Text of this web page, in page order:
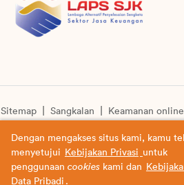
Sitemap Sangkalan Keamanan online
© Copyright 2026 PT FWD
reserved.
Dengan mengakses situs kami, kamu
menyetujui
Kebijakan Privasi untuk
penggunaan cookies kami dan
Data Pribadi .